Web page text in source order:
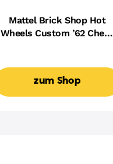
Mattel Brick Shop Hot
Wheels Custom ’62 Chevy
zum Shop